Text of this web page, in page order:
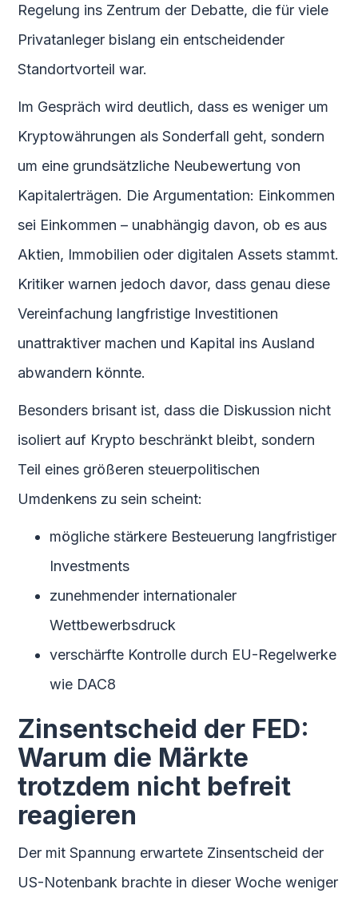
Regelung ins Zentrum der Debatte, die für viele
Privatanleger bislang ein entscheidender
Standortvorteil war.
Im Gespräch wird deutlich, dass es weniger um
Kryptowährungen als Sonderfall geht, sondern
um eine grundsätzliche Neubewertung von
Kapitalerträgen. Die Argumentation: Einkommen
sei Einkommen – unabhängig davon, ob es aus
Aktien, Immobilien oder digitalen Assets stammt.
Kritiker warnen jedoch davor, dass genau diese
Vereinfachung langfristige Investitionen
unattraktiver machen und Kapital ins Ausland
abwandern könnte.
Besonders brisant ist, dass die Diskussion nicht
isoliert auf Krypto beschränkt bleibt, sondern
Teil eines größeren steuerpolitischen
Umdenkens zu sein scheint:
mögliche stärkere Besteuerung langfristiger
Investments
zunehmender internationaler
Wettbewerbsdruck
verschärfte Kontrolle durch EU-Regelwerke
wie DAC8
Zinsentscheid der FED:
Warum die Märkte
trotzdem nicht befreit
reagieren
Der mit Spannung erwartete Zinsentscheid der
US-Notenbank brachte in dieser Woche weniger